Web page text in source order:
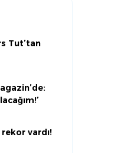
Tut’tan
vardı!